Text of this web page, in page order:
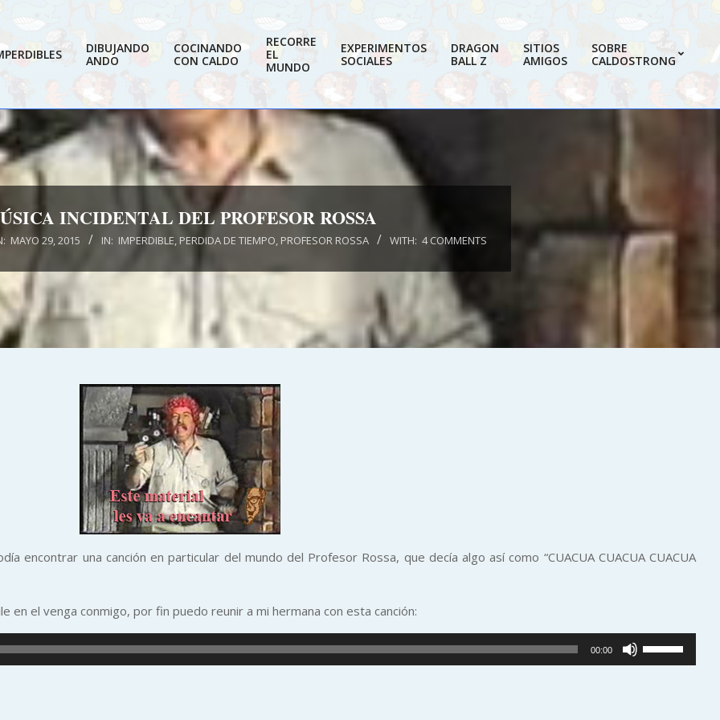
DIBUJANDO
ANDO
COCINANDO
CON CALDO
RECORRE
EL
MUNDO
EXPERIMENTOS
SOCIALES
DRAGON
BALL Z
SITIOS
AMIGOS
SOBRE
CALDOSTRONG
INCIDENTAL DEL PROFESOR ROSSA
MAYO 29, 2015 IN: IMPERDIBLE, PERDIDA DE TIEMPO, PROFESOR ROSSA WITH: 4 COMMENTS
encontrar una canción en particular del mundo del Profesor Rossa, que decía algo así como “CUACUA CUACUA CUACUA
el venga conmigo, por fin puedo reunir a mi hermana con esta canción:
00:00
las